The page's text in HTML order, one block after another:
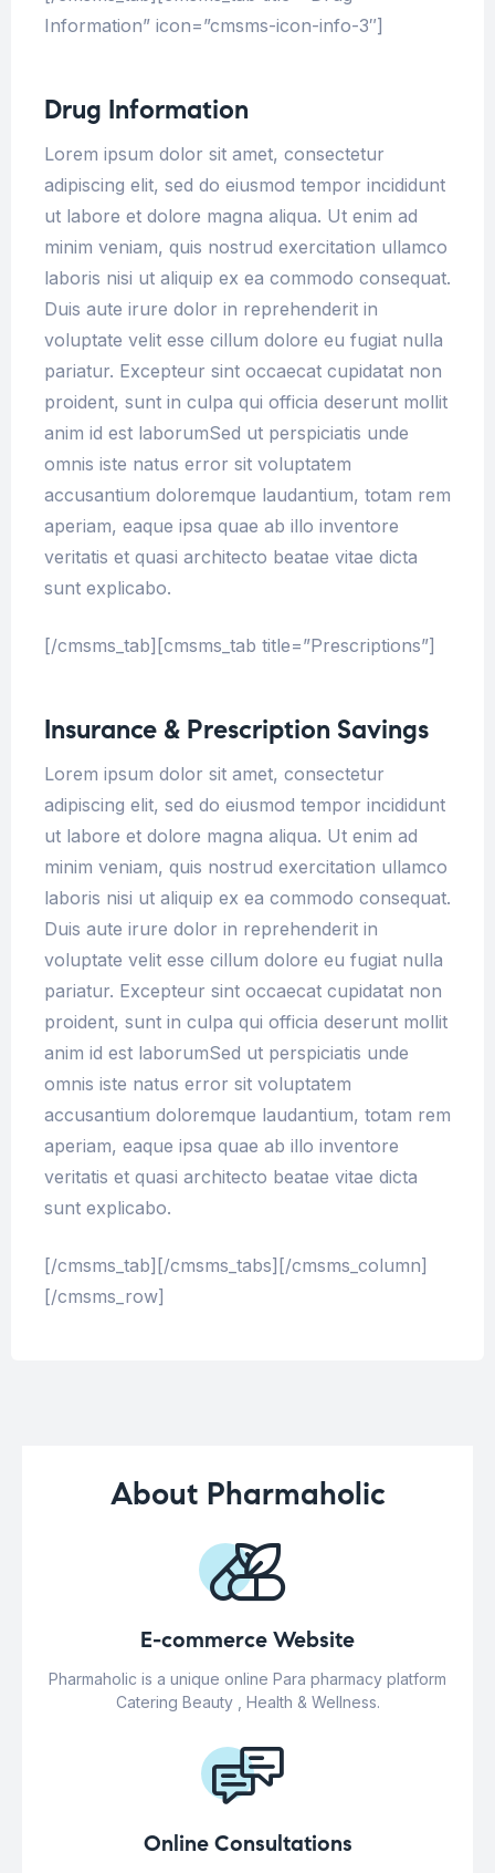
Information” icon=”cmsms-icon-info-3″]
Drug Information
Lorem ipsum dolor sit amet, consectetur
adipiscing elit, sed do eiusmod tempor incididunt
ut labore et dolore magna aliqua. Ut enim ad
minim veniam, quis nostrud exercitation ullamco
laboris nisi ut aliquip ex ea commodo consequat.
Duis aute irure dolor in reprehenderit in
voluptate velit esse cillum dolore eu fugiat nulla
pariatur. Excepteur sint occaecat cupidatat non
proident, sunt in culpa qui officia deserunt mollit
anim id est laborumSed ut perspiciatis unde
omnis iste natus error sit voluptatem
accusantium doloremque laudantium, totam rem
aperiam, eaque ipsa quae ab illo inventore
veritatis et quasi architecto beatae vitae dicta
sunt explicabo.
[/cmsms_tab][cmsms_tab title=”Prescriptions”]
Insurance & Prescription Savings
Lorem ipsum dolor sit amet, consectetur
adipiscing elit, sed do eiusmod tempor incididunt
ut labore et dolore magna aliqua. Ut enim ad
minim veniam, quis nostrud exercitation ullamco
laboris nisi ut aliquip ex ea commodo consequat.
Duis aute irure dolor in reprehenderit in
voluptate velit esse cillum dolore eu fugiat nulla
pariatur. Excepteur sint occaecat cupidatat non
proident, sunt in culpa qui officia deserunt mollit
anim id est laborumSed ut perspiciatis unde
omnis iste natus error sit voluptatem
accusantium doloremque laudantium, totam rem
aperiam, eaque ipsa quae ab illo inventore
veritatis et quasi architecto beatae vitae dicta
sunt explicabo.
[/cmsms_tab][/cmsms_tabs][/cmsms_column]
[/cmsms_row]
About Pharmaholic
E-commerce Website
Pharmaholic is a unique online Para pharmacy platform
Catering Beauty , Health & Wellness.
Online Consultations